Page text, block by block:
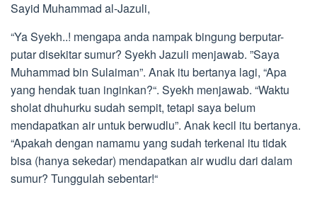
Sayid Muhammad al-Jazuli,
“Ya Syekh..! mengapa anda nampak bingung berputar-
putar disekitar sumur? Syekh Jazuli menjawab. ”Saya
Muhammad bin Sulaiman”. Anak itu bertanya lagi, “Apa
yang hendak tuan inginkan?“. Syekh menjawab. “Waktu
sholat dhuhurku sudah sempit, tetapi saya belum
mendapatkan air untuk berwudlu”. Anak kecil itu bertanya.
“Apakah dengan namamu yang sudah terkenal itu tidak
bisa (hanya sekedar) mendapatkan air wudlu dari dalam
sumur? Tunggulah sebentar!“